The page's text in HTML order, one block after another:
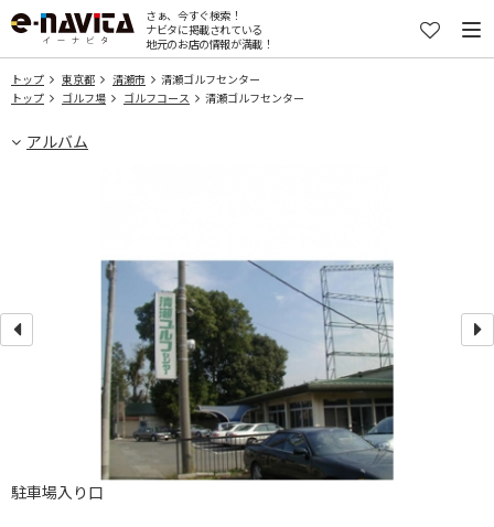
さぁ、今すぐ検索！
ナビタに掲載されている
地元のお店の情報が満載！
トップ 東京都 清瀬市
清瀬ゴルフセンター
トップ
ゴルフ場 ゴルフコース 清瀬ゴルフセンター
アルバム
駐車場入り口